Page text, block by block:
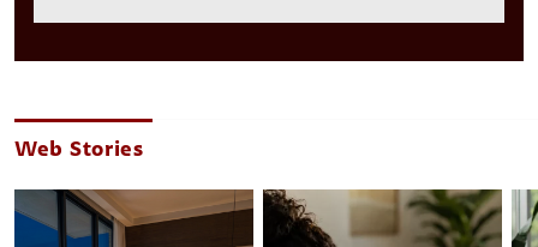
Web Stories